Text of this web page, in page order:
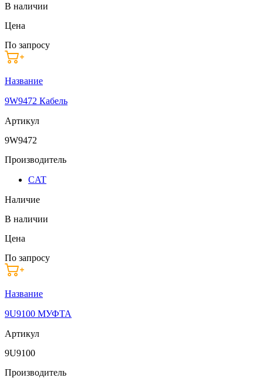
В наличии
Цена
По запросу
Название
9W9472 Кабель
Артикул
9W9472
Производитель
CAT
Наличие
В наличии
Цена
По запросу
Название
9U9100 МУФТА
Артикул
9U9100
Производитель